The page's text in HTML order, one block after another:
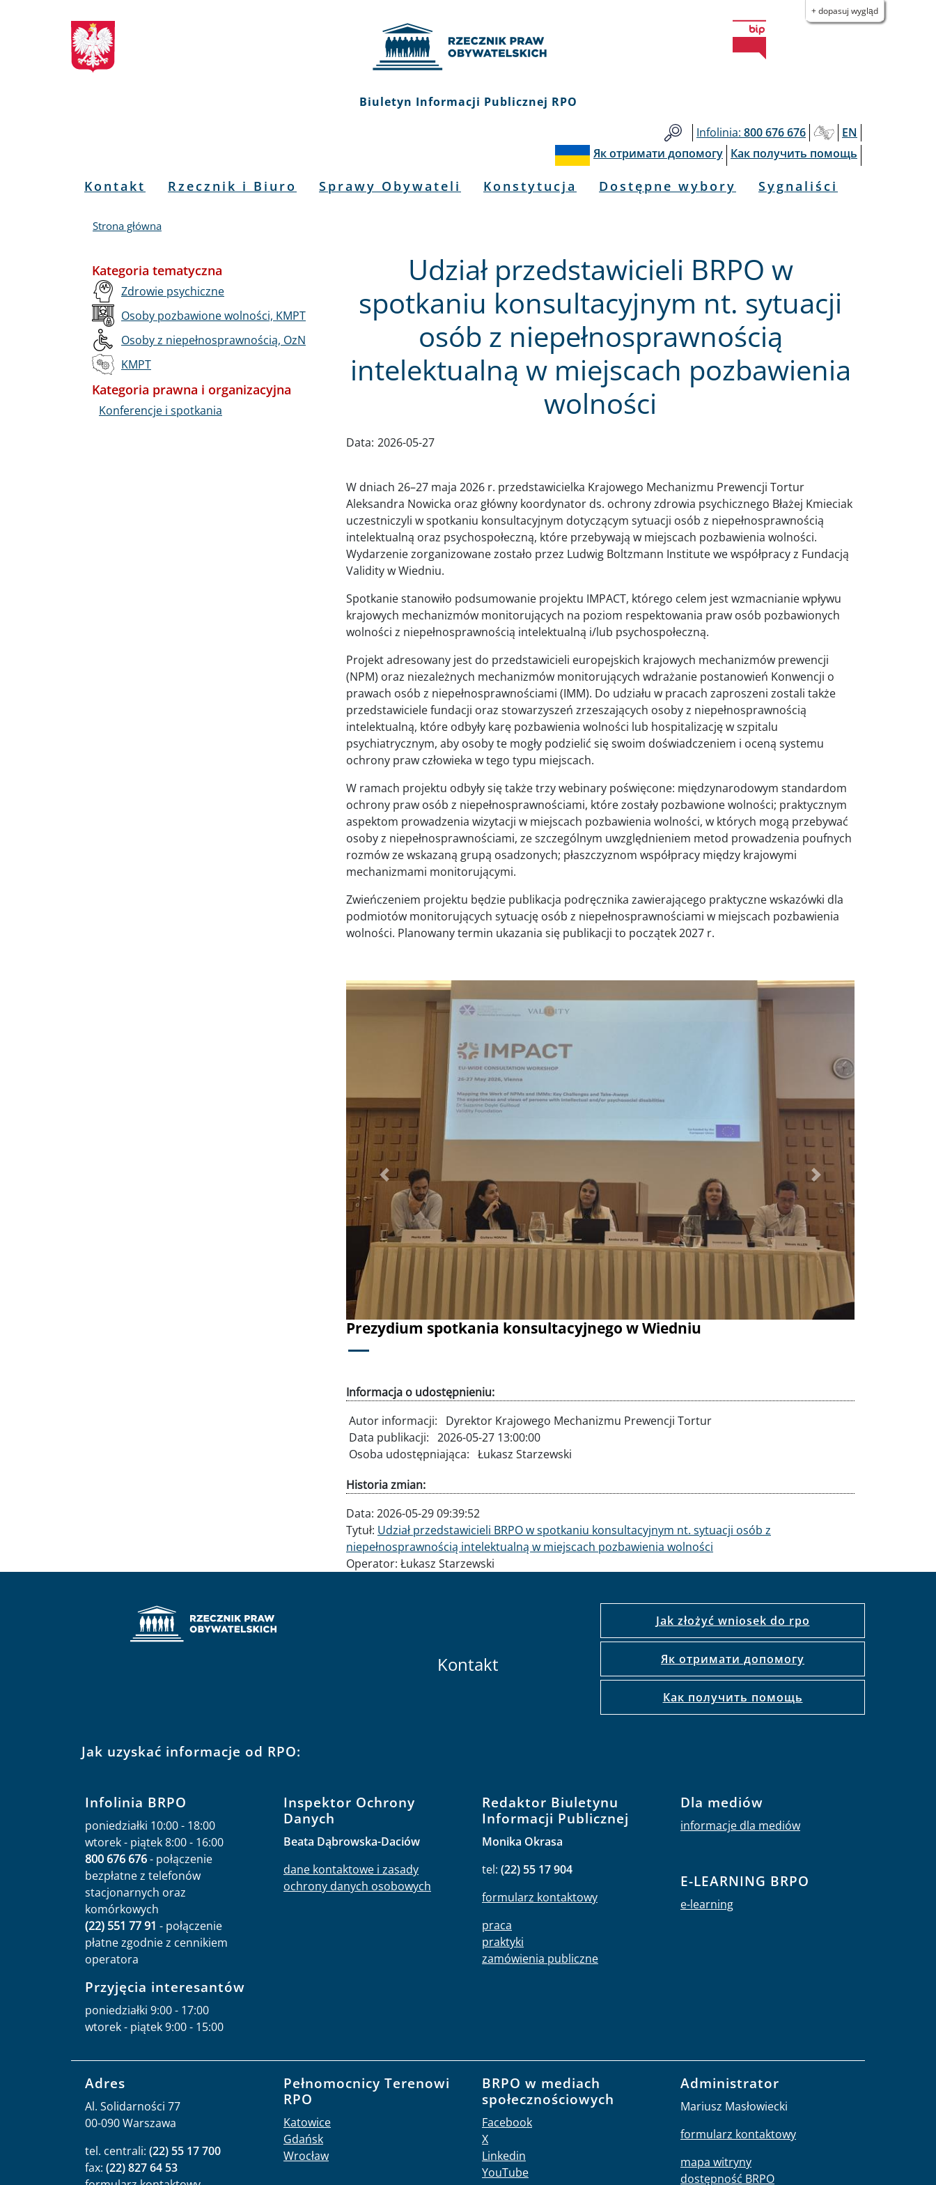
Biuletyn
Informacji
Publicznej
+ dopasuj wygląd
Biuletyn Informacji Publicznej RPO
Infolinia: 800 676 676
EN
Як отримати допомогу Как получить помощь
Menu
Kontakt Rzecznik i Biuro Sprawy Obywateli Konstytucja Dostępne wybory Sygnaliści
Strona główna
Udział przedstawicieli BRPO w
spotkaniu konsultacyjnym nt. sytuacji
osób z niepełnosprawnością
intelektualną w miejscach pozbawienia
wolności
Data: 2026-05-27
W dniach 26–27 maja 2026 r. przedstawicielka Krajowego Mechanizmu Prewencji Tortur
Aleksandra Nowicka oraz główny koordynator ds. ochrony zdrowia psychicznego Błażej Kmieciak
uczestniczyli w spotkaniu konsultacyjnym dotyczącym sytuacji osób z niepełnosprawnością
intelektualną oraz psychospołeczną, które przebywają w miejscach pozbawienia wolności.
Wydarzenie zorganizowane zostało przez Ludwig Boltzmann Institute we współpracy z Fundacją
Validity w Wiedniu.
Spotkanie stanowiło podsumowanie projektu IMPACT, którego celem jest wzmacnianie wpływu
krajowych mechanizmów monitorujących na poziom respektowania praw osób pozbawionych
wolności z niepełnosprawnością intelektualną i/lub psychospołeczną.
Projekt adresowany jest do przedstawicieli europejskich krajowych mechanizmów prewencji
(NPM) oraz niezależnych mechanizmów monitorujących wdrażanie postanowień Konwencji o
prawach osób z niepełnosprawnościami (IMM). Do udziału w pracach zaproszeni zostali także
przedstawiciele fundacji oraz stowarzyszeń zrzeszających osoby z niepełnosprawnością
intelektualną, które odbyły karę pozbawienia wolności lub hospitalizację w szpitalu
psychiatrycznym, aby osoby te mogły podzielić się swoim doświadczeniem i oceną systemu
ochrony praw człowieka w tego typu miejscach.
W ramach projektu odbyły się także trzy webinary poświęcone: międzynarodowym standardom
ochrony praw osób z niepełnosprawnościami, które zostały pozbawione wolności; praktycznym
aspektom prowadzenia wizytacji w miejscach pozbawienia wolności, w których mogą przebywać
osoby z niepełnosprawnościami, ze szczególnym uwzględnieniem metod prowadzenia poufnych
rozmów ze wskazaną grupą osadzonych; płaszczyznom współpracy między krajowymi
mechanizmami monitorującymi.
Zwieńczeniem projektu będzie publikacja podręcznika zawierającego praktyczne wskazówki dla
podmiotów monitorujących sytuację osób z niepełnosprawnościami w miejscach pozbawienia
wolności. Planowany termin ukazania się publikacji to początek 2027 r.
Prezydium spotkania konsultacyjnego w Wiedniu
Poprzednie Dalej
Informacja o udostępnieniu:
Autor informacji:
Dyrektor Krajowego Mechanizmu Prewencji Tortur
Data publikacji: 2026-05-27 13:00:00
Osoba udostępniająca: Łukasz Starzewski
Historia zmian:
Data: 2026-05-29 09:39:52
Tytuł: Udział przedstawicieli BRPO w spotkaniu konsultacyjnym nt. sytuacji osób z
niepełnosprawnością intelektualną w miejscach pozbawienia wolności
Operator: Łukasz Starzewski
Kategoria tematyczna
Zdrowie psychiczne
Osoby pozbawione wolności, KMPT
Osoby z niepełnosprawnością, OzN
KMPT
Kategoria prawna i organizacyjna
Konferencje i spotkania
Kontakt
Jak złożyć wniosek do rpo
Як отримати допомогу
Как получить помощь
Jak uzyskać informacje od RPO:
Infolinia BRPO
poniedziałki 10:00 - 18:00
wtorek - piątek 8:00 - 16:00
800 676 676- połączenie
bezpłatne z telefonów
stacjonarnych oraz
komórkowych
(22) 551 77 91 - połączenie
płatne zgodnie z cennikiem
operatora
Przyjęcia interesantów
poniedziałki 9:00 - 17:00
wtorek - piątek 9:00 - 15:00
Inspektor Ochrony
Danych
Beata Dąbrowska-Daciów
dane kontaktowe i zasady
ochrony danych osobowych
Redaktor Biuletynu
Informacji Publicznej
Monika Okrasa
tel: (22) 55 17 904
formularz kontaktowy
praca
praktyki
zamówienia publiczne
Dla mediów
informacje dla mediów
E-LEARNING BRPO
e-learning
Adres
Al. Solidarności 77
00-090 Warszawa
tel. centrali: (22) 55 17 700
fax: (22) 827 64 53
Pełnomocnicy Terenowi
RPO
Katowice
Gdańsk
Wrocław
BRPO w mediach
społecznościowych
Facebook
X
Linkedin
YouTube
Administrator
Mariusz Masłowiecki
formularz kontaktowy
mapa witryny
dostępność BRPO